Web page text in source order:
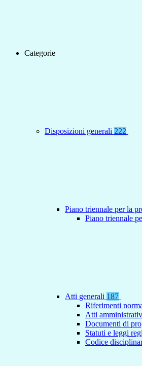
Categorie
Disposizioni generali 222
Piano triennale per la
Piano triennale
Atti generali 187
Riferimenti
Atti
Documenti di
Statuti e leggi
Codice